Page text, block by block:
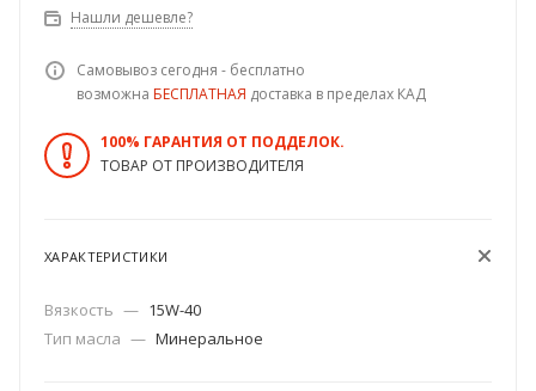
Нашли дешевле?
Самовывоз сегодня - бесплатно
возможна БЕСПЛАТНАЯ доставка в пределах КАД
100% ГАРАНТИЯ ОТ ПОДДЕЛОК.
ТОВАР ОТ ПРОИЗВОДИТЕЛЯ
ХАРАКТЕРИСТИКИ
Вязкость — 15W-40
Тип масла — Минеральное